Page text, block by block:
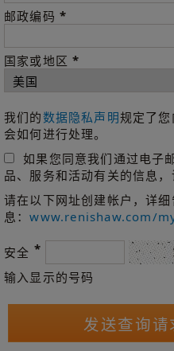
邮政编码 *
国家或地区*
我们的数据隐私声明规定了
会如何进行处理。
如果您同意我们通过电子
品、服务和活动有关的信息，
请在以下网址创建帐户，详
息：www.renishaw.com/
安全 *
输入显示的号码